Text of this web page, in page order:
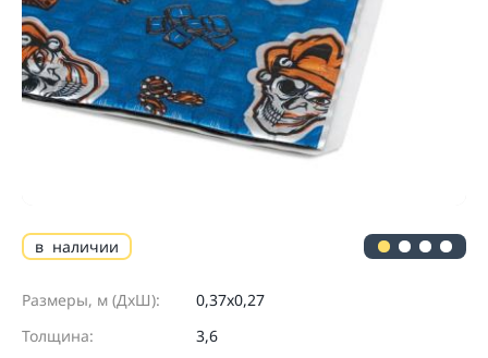
в наличии
Размеры, м (ДхШ):
0,37х0,27
Толщина:
3,6